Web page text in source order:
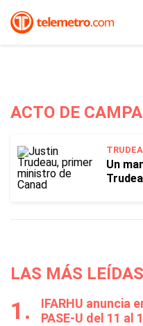
ACTO DE
Un
LAS MÁS LEÍDAS
IFARHU anuncia
PASE-U del 11 al